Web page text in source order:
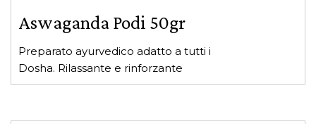
Aswaganda Podi 50gr
Preparato ayurvedico adatto a tutti i
Dosha. Rilassante e rinforzante